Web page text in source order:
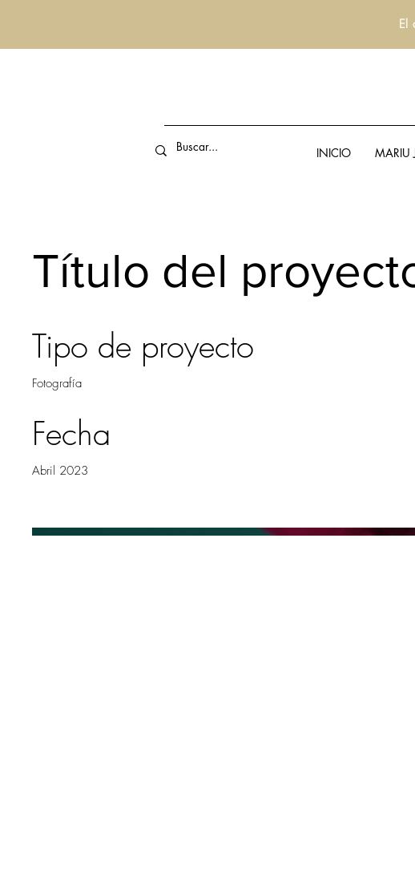
El
INICIO MARIU
Título del
Tipo de proyecto
Fotografía
Fecha
Abril 2023